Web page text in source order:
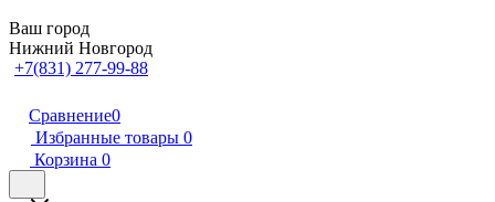
Ваш город
Нижний Новгород
+7(831) 277-99-88
Сравнение0
Избранные товары 0
Корзина 0